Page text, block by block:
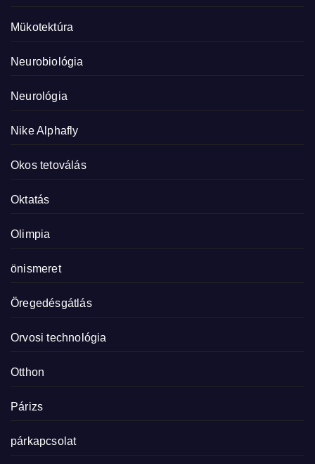
Mükotektúra
Neurobiológia
Neurológia
Nike Alphafly
Okos tetoválás
Oktatás
Olimpia
önismeret
Öregedésgátlás
Orvosi technológia
Otthon
Párizs
párkapcsolat